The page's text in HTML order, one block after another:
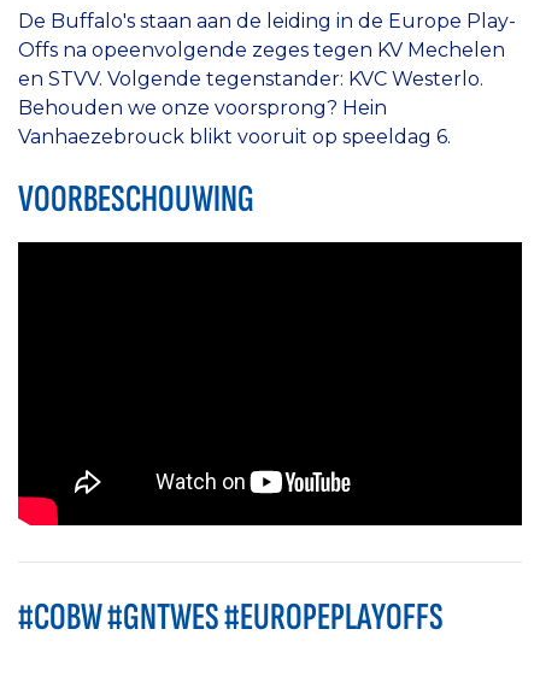
De Buffalo's staan aan de leiding in de Europe Play-
Offs na opeenvolgende zeges tegen KV Mechelen
en STVV. Volgende tegenstander: KVC Westerlo.
Behouden we onze voorsprong? Hein
Vanhaezebrouck blikt vooruit op speeldag 6.
VOORBESCHOUWING
#COBW #GNTWES #EUROPEPLAYOFFS